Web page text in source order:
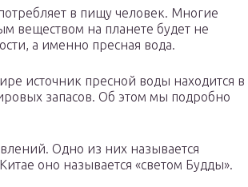
в пищу человек. Многие
веществом на планете будет не
а именно пресная вода.
источник пресной воды находится в
запасов. Об этом мы подробно
Одно из них называется
оно называется «светом Будды».